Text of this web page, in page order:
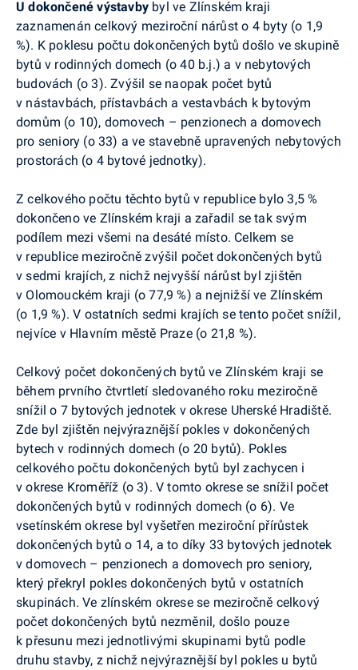
U dokončené výstavby byl ve Zlínském kraji
zaznamenán celkový meziroční nárůst o 4 byty (o 1,9
%). K poklesu počtu dokončených bytů došlo ve skupině
bytů v rodinných domech (o40 b.j.) a v nebytových
budovách (o 3). Zvýšil se naopak počet bytů
v nástavbách, přístavbách a vestavbách k bytovým
domům (o 10), domovech – penzionech a domovech
pro seniory (o 33) a ve stavebně upravených nebytových
prostorách (o 4 bytové jednotky).
Z celkového počtu těchto bytů v republice bylo 3,5 %
dokončeno ve Zlínském kraji a zařadil se tak svým
podílem mezi všemi na desáté místo. Celkem se
v republice meziročně zvýšil počet dokončených bytů
v sedmi krajích, z nichž nejvyšší nárůst byl zjištěn
v Olomouckém kraji (o 77,9 %) a nejnižší ve Zlínském
(o 1,9 %). V ostatních sedmi krajích se tento počet snížil,
nejvíce v Hlavním městě Praze (o 21,8 %).
Celkový počet dokončených bytů ve Zlínském kraji se
během prvního čtvrtletí sledovaného roku meziročně
snížil o 7 bytových jednotek v okrese Uherské Hradiště.
Zde byl zjištěn nejvýraznější pokles v dokončených
bytech v rodinných domech (o 20 bytů). Pokles
celkového počtu dokončených bytů byl zachycen i
v okrese Kroměříž (o 3). V tomto okrese se snížil počet
dokončených bytů v rodinných domech (o 6). Ve
vsetínském okrese byl vyšetřen meziroční přírůstek
dokončených bytů o 14, a to díky 33 bytových jednotek
v domovech – penzionech adomovech pro seniory,
který překryl pokles dokončených bytů v ostatních
skupinách. Ve zlínském okrese se meziročně celkový
počet dokončených bytů nezměnil, došlo pouze
k přesunu mezi jednotlivými skupinami bytů podle
druhu stavby, z nichž nejvýraznější byl pokles u bytů